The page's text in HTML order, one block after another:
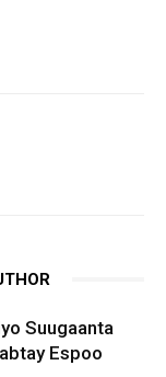
Suugaanta
Espoo